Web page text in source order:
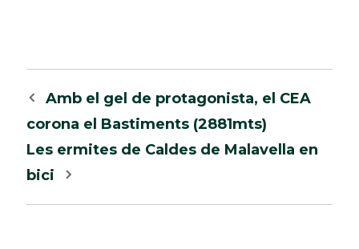
Navegació
per
entrades
Amb el gel de protagonista, el CEA
corona el Bastiments (2881mts)
Les ermites de Caldes de Malavella en
bici